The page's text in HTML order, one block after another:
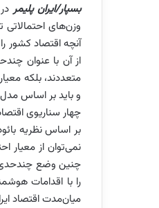
بسپار/ایران پلیمر
وزن‌های
آنچه اقتصاد کشور
متعددند، بلکه
و باید بر اساس
چهار سناریوی
نمی‌توان از معیار
چنین وضع چندحدی
را با اقدامات
میان‌مدت اقتصاد